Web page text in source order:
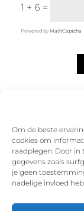
Om de beste
cookies om
raadplegen. Door
gegevens zoals
je geen
nadelige invloed
1 + 6 =
Powered by MathCaptcha